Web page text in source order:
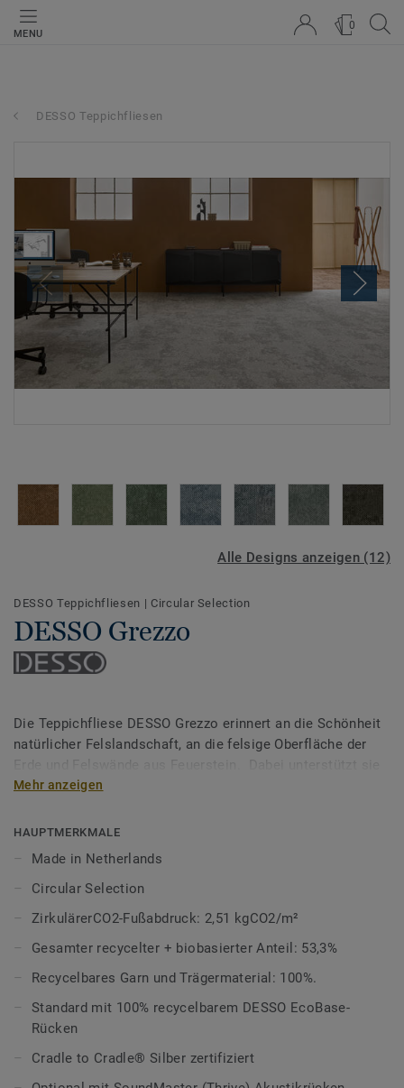
MENU
0
DESSO Teppichfliesen
Alle Designs anzeigen (12)
DESSO Teppichfliesen | Circular Selection
DESSO Grezzo
Die Teppichfliese DESSO Grezzo erinnert an die Schönheit
natürlicher Felslandschaft, an die felsige Oberfläche der
das kontinuierliches Engagement von Tarkett, die
schützen.
Die schroffe, unregelmäßige Webstruktur erzeugt eine
interessante Textur, welche Räumen optisch Größe, Tiefe
zeigt sich ein kompliziertes, einzigartiges Muster, bei dem
keine Fliese der anderen gleicht. Auf der Fläche verlegt
bilden die Teppichfliesen ein nahtloses Erscheinungsbild -
perfekt für die Gestaltung einer raffinierten Oberfläche in
einer Vielzahl von Arbeitsbereichen.
DESSO Grezzo besteht aus 12 charakteristischen Farben.
Mehr anzeigen
HAUPTMERKMALE
Made in Netherlands
Circular Selection
ZirkulärerCO2-Fußabdruck: 2,51 kgCO2/m²
Gesamter recycelter + biobasierter Anteil: 53,3%
Recycelbares Garn und Trägermaterial: 100%.
Standard mit 100% recycelbarem DESSO EcoBase-
Rücken
Cradle to Cradle® Silber zertifiziert